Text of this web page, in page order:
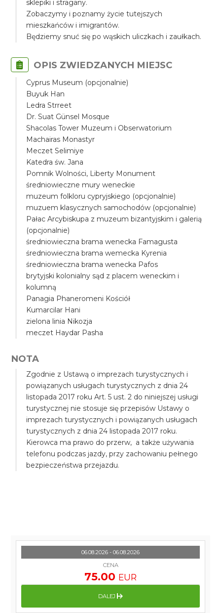
sklepiki i stragany.
Zobaczymy i poznamy życie tutejszych
mieszkańców i imigrantów.
Będziemy snuć się po wąskich uliczkach i zaułkach.
OPIS ZWIEDZANYCH MIEJSC
Cyprus Museum (opcjonalnie)
Buyuk Han
Ledra Strreet
Dr. Suat Günsel Mosque
Shacolas Tower Muzeum i Obserwatorium
Machairas Monastyr
Meczet Selimiye
Katedra św. Jana
Pomnik Wolności, Liberty Monument
średniowieczne mury weneckie
muzeum folkloru cypryjskiego (opcjonalnie)
muzuem klasycznych samochodów (opcjonalnie)
Pałac Arcybiskupa z muzeum bizantyjskim i galerią
(opcjonalnie)
średniowieczna brama wenecka Famagusta
średniowieczna brama wemecka Kyrenia
średniowieczna brama wenecka Pafos
brytyjski kolonialny sąd z placem weneckim i
kolumną
Panagia Phaneromeni Kościół
Kumarcilar Hani
zielona linia Nikozja
meczet Haydar Pasha
NOTA
Zgodnie z Ustawą o imprezach turystycznych i
powiązanych usługach turystycznych z dnia 24
listopada 2017 roku Art. 5 ust. 2 do niniejszej usługi
turystycznej nie stosuje się przepisów Ustawy o
imprezach turystycznych i powiązanych usługach
turystycznych z dnia 24 listopada 2017 roku.
Kierowca ma prawo do przerw, a także używania
telefonu podczas jazdy, przy zachowaniu pełnego
bezpieczeństwa przejazdu.
06.08.2026 - 06.08.2026
CENA
75.00 EUR
DALEJ